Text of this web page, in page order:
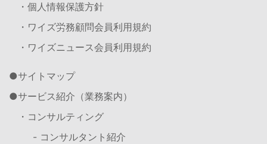
・個人情報保護方針
・ワイズ労務顧問会員利用規約
・ワイズニュース会員利用規約
サイトマップ
サービス紹介（業務案内）
・コンサルティング
- コンサルタント紹介